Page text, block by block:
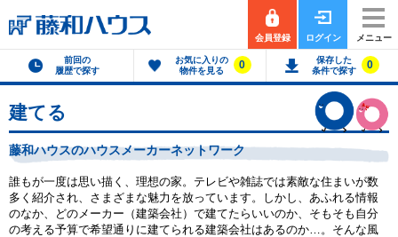
会員登録 ログイン メニュー
前回の
履歴で探す
お気に入りの
物件を見る
0
保存した
条件で探す
0
建てる
藤和ハウスのハウスメーカーネットワーク
誰もが一度は思い描く、理想の家。テレビや雑誌では素敵な住まいが数
多く紹介され、さまざまな魅力を放っています。しかし、あふれる情報
のなか、どのメーカー（建築会社）で建てたらいいのか、そもそも自分
の考える予算で希望通りに建てられる建築会社はあるのか…。そんな風